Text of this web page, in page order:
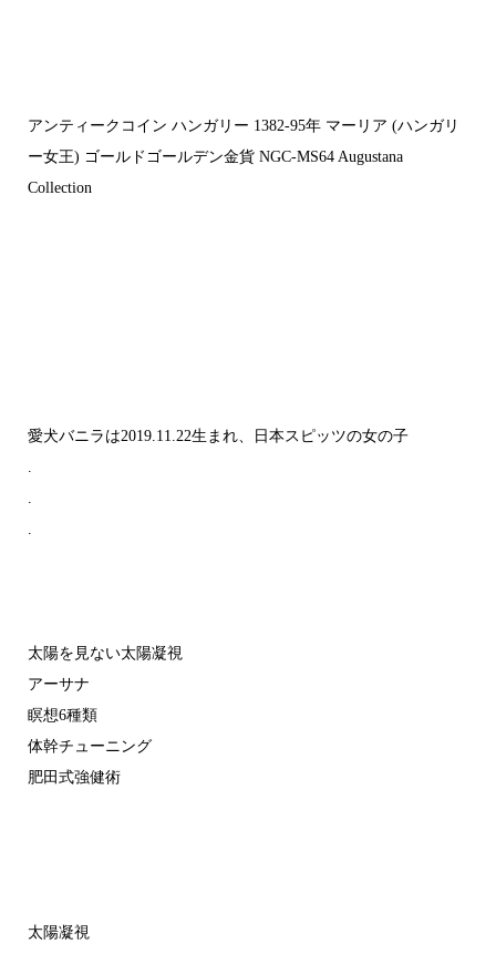
アンティークコイン ハンガリー 1382-95年 マーリア (ハンガリ
ー女王) ゴールドゴールデン金貨 NGC-MS64 Augustana
Collection
愛犬バニラは2019.11.22生まれ、日本スピッツの女の子
.
.
.
太陽を見ない太陽凝視
アーサナ
瞑想6種類
体幹チューニング
肥田式強健術
太陽凝視